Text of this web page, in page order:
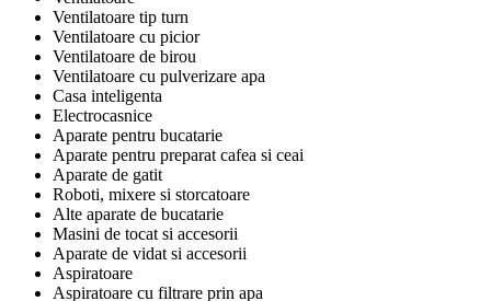
Ventilatoare tip turn
Ventilatoare cu picior
Ventilatoare de birou
Ventilatoare cu pulverizare apa
Casa inteligenta
Electrocasnice
Aparate pentru bucatarie
Aparate pentru preparat cafea si ceai
Aparate de gatit
Roboti, mixere si storcatoare
Alte aparate de bucatarie
Masini de tocat si accesorii
Aparate de vidat si accesorii
Aspiratoare
Aspiratoare cu filtrare prin apa